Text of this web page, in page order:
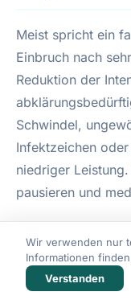
Meist spricht ein
Einbruch nach
Reduktion der
Schwindel,
Infektzeichen
niedriger
pausieren und
Wie lange
nutzen, um
Wir verwenden nur
Informationen
Verstanden